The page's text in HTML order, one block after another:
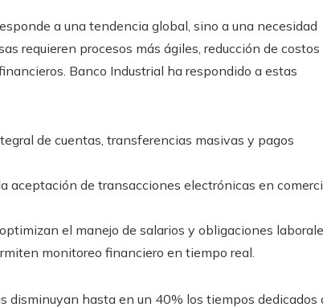
a una tendencia global, sino a una necesidad
requieren procesos más ágiles, reducción de costos
Banco Industrial ha respondido a estas
de cuentas, transferencias masivas y pagos
aceptación de transacciones electrónicas en
el manejo de salarios y obligaciones
monitoreo financiero en tiempo real.
disminuyan hasta en un 40% los tiempos dedicados